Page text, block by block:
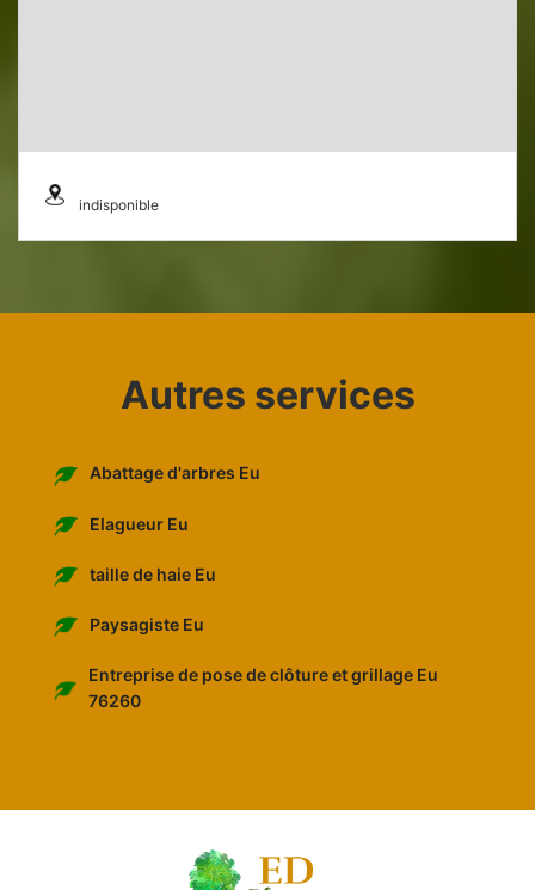
indisponible
Autres services
Abattage d'arbres Eu
Elagueur Eu
taille de haie Eu
Paysagiste Eu
Entreprise de pose de clôture et grillage Eu
76260